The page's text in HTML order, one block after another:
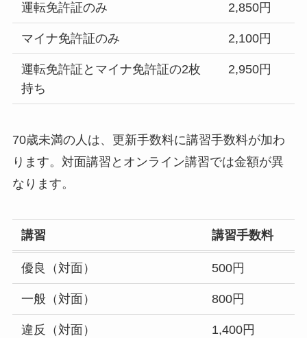
運転免許証のみ 2,850円
マイナ免許証のみ 2,100円
運転免許証とマイナ免許証の2枚
持ち
2,950円
70歳未満の人は、更新手数料に講習手数料が加わ
ります。対面講習とオンライン講習では金額が異
なります。
講習 講習手数料
優良（対面） 500円
一般（対面） 800円
違反（対面） 1,400円